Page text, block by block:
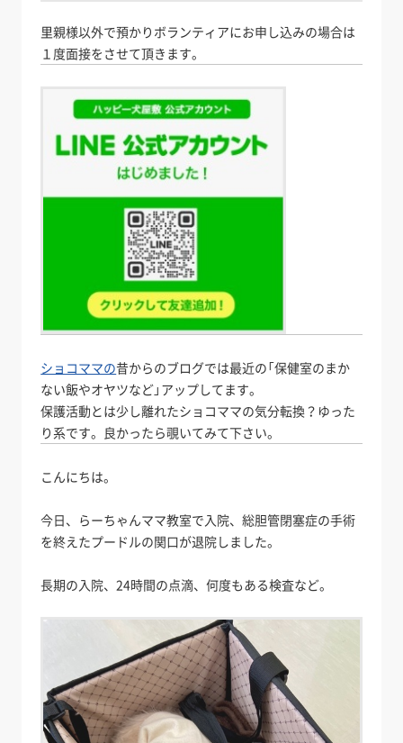
里親様以外で預かりボランティアにお申し込みの場合は
１度面接をさせて頂きます。
ショコママの昔からのブログでは最近の「保健室のまか
ない飯やオヤツなど」アップしてます。
保護活動とは少し離れたショコママの気分転換？ゆった
り系です。良かったら覗いてみて下さい。
こんにちは。
今日、らーちゃんママ教室で入院、総胆管閉塞症の手術
を終えたプードルの関口が退院しました。
長期の入院、24時間の点滴、何度もある検査など。